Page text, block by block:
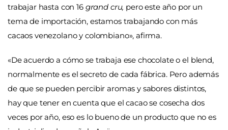
trabajar hasta con 16 grand cru, pero este año por un
tema de importación, estamos trabajando con más
cacaos venezolano y colombiano», afirma.
«De acuerdo a cómo se trabaja ese chocolate o el blend,
normalmente es el secreto de cada fábrica. Pero además
de que se pueden percibir aromas y sabores distintos,
hay que tener en cuenta que el cacao se cosecha dos
veces por año, eso es lo bueno de un producto que no es